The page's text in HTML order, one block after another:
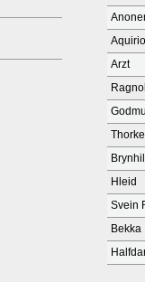
Arzt
Hleid
Svein
Bekka